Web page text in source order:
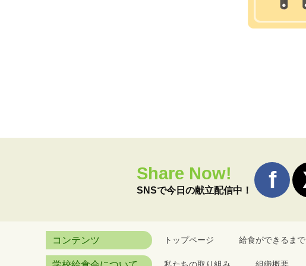
Share Now!
SNSで今日の献立配信中！
コンテンツ トップページ 給食ができるまで